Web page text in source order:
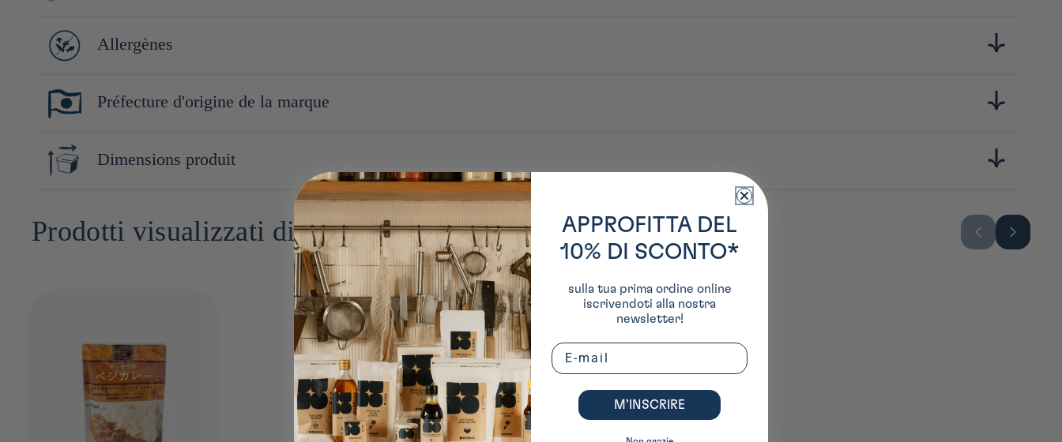
Légumes (Japon - potiron kabocha, pomme de terre, carotte), oignon roti (Japon), huile de colza, concentré de tomate, fécule de pomme de terre, jus de pomme, farine de blé (Hokkaido, Japon), sauce
soja, épices, sel, extrait de levure, sucre d'érable, extrait de chou chinois, gingembre râpé, ail râpé, miso
Allergènes
Soja, blé Préfecture d'origine de la marque
Tokyo
Dimensions produit
Prodotti visualizzati di recente
APPROFITTA DEL
10% DI SCONTO*
sulla tua prima ordine online
iscrivendoti alla nostra
newsletter!
Email
M’INSCRIRE